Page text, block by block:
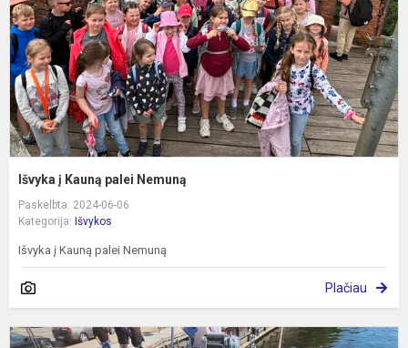
Išvyka į Kauną palei Nemuną
Paskelbta: 2024-06-06
Kategorija: Išvykos
Išvyka į Kauną palei Nemuną
Plačiau